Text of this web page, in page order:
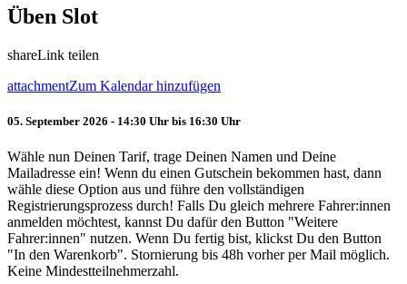
Üben Slot
shareLink teilen
attachmentZum Kalendar hinzufügen
05. September 2026 - 14:30 Uhr bis 16:30 Uhr
Wähle nun Deinen Tarif, trage Deinen Namen und Deine
Mailadresse ein! Wenn du einen Gutschein bekommen hast, dann
wähle diese Option aus und führe den vollständigen
Registrierungsprozess durch! Falls Du gleich mehrere Fahrer:innen
anmelden möchtest, kannst Du dafür den Button "Weitere
Fahrer:innen" nutzen. Wenn Du fertig bist, klickst Du den Button
"In den Warenkorb". Stornierung bis 48h vorher per Mail möglich.
Keine Mindestteilnehmerzahl.